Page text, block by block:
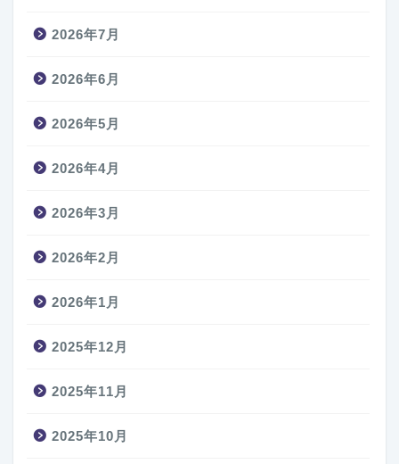
2026年7月
2026年6月
2026年5月
2026年4月
2026年3月
2026年2月
2026年1月
2025年12月
2025年11月
2025年10月